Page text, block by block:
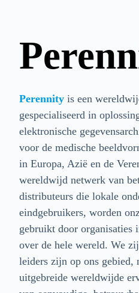
Perennity is een
gespecialiseerd in
elektronische
voor de medische
in Europa, Azië en de
wereldwijd netwerk van
distributeurs die lokale
eindgebruikers, worden
gebruikt door organisaties
over de hele wereld. We
leiders zijn op ons gebied,
uitgebreide wereldwijde